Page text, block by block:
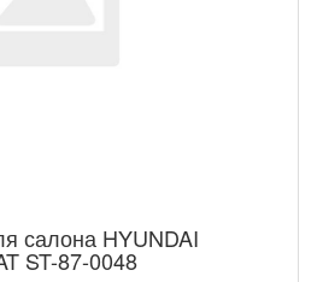
салона HYUNDAI
ST-87-0048